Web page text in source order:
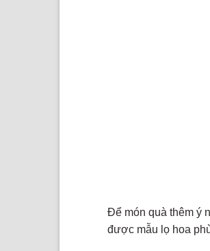
Để món quà thêm ý
được mẫu lọ hoa